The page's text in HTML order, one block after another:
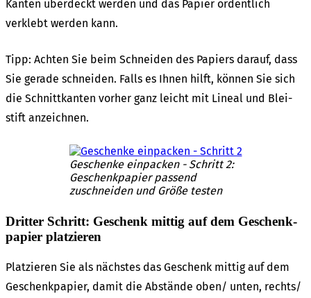
Kanten über­deckt werden und das Papier ordent­lich
verklebt werden kann.
Tipp: Achten Sie beim Schnei­den des Papiers darauf, dass
Sie gera­de schnei­den. Falls es Ihnen hilft, können Sie sich
die Schnitt­kan­ten vorher ganz leicht mit Line­al und Blei­
stift anzeich­nen.
Geschen­ke einpa­cken - Schritt 2:
Geschenk­pa­pier passend
zuschnei­den und Größe testen
Drit­ter Schritt: Geschenk mittig auf dem Geschenk­
pa­pier plat­zie­ren
Plat­zie­ren Sie als nächs­tes das Geschenk mittig auf dem
Geschenk­pa­pier, damit die Abstän­de oben/ unten, rechts/